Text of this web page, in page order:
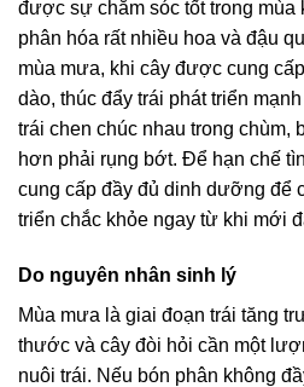
được sự chăm sóc tốt trong mùa
phân hóa rất nhiều hoa và đậu
mùa mưa, khi cây được cung
dào, thúc đẩy trái phát triển
trái chen chúc nhau trong chùm,
hơn phải rụng bớt. Để hạn chế
cung cấp đầy đủ dinh dưỡng để
triển chắc khỏe ngay từ khi mới
Do nguyên nhân sinh lý
Mùa mưa là giai đoạn trái tăng
thước và cây đòi hỏi cần một
nuôi trái. Nếu bón phân không